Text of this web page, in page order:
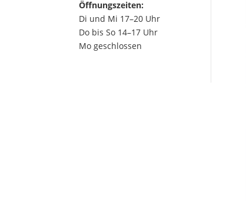
Öffnungszeiten:
Di und Mi 17–20 Uhr
Do bis So 14–17 Uhr
Mo geschlossen